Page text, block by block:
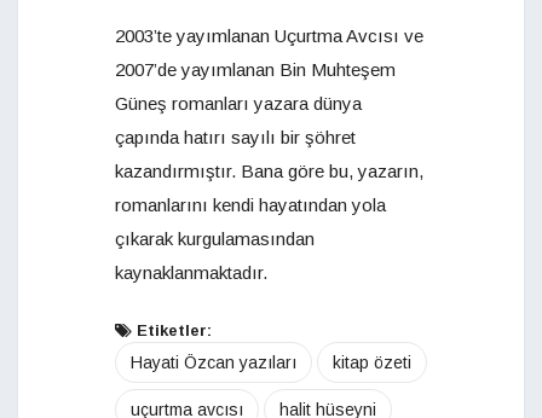
2003’te yayımlanan Uçurtma Avcısı ve
2007’de yayımlanan Bin Muhteşem
Güneş romanları yazara dünya
çapında hatırı sayılı bir şöhret
kazandırmıştır. Bana göre bu, yazarın,
romanlarını kendi hayatından yola
çıkarak kurgulamasından
kaynaklanmaktadır.
Etiketler:
Hayati Özcan yazıları kitap özeti
uçurtma avcısı halit hüseyni